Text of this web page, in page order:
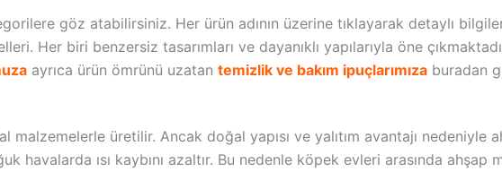
göz atabilirsiniz. Her ürün adının üzerine tıklayarak detaylı
Her biri benzersiz tasarımları ve dayanıklı yapılarıyla öne
ayrıca ürün ömrünü uzatan temizlik ve bakım ipuçlarımıza buradan
malzemelerle üretilir. Ancak doğal yapısı ve yalıtım avantajı
havalarda ısı kaybını azaltır. Bu nedenle köpek evleri arasında ahşap